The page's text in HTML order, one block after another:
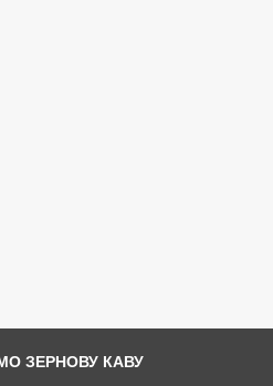
ЗЕРНОВУ КАВУ